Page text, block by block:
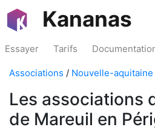
Kananas
Essayer Tarifs
Associations / Nouvelle-aquitaine
Les associations
de Mareuil en